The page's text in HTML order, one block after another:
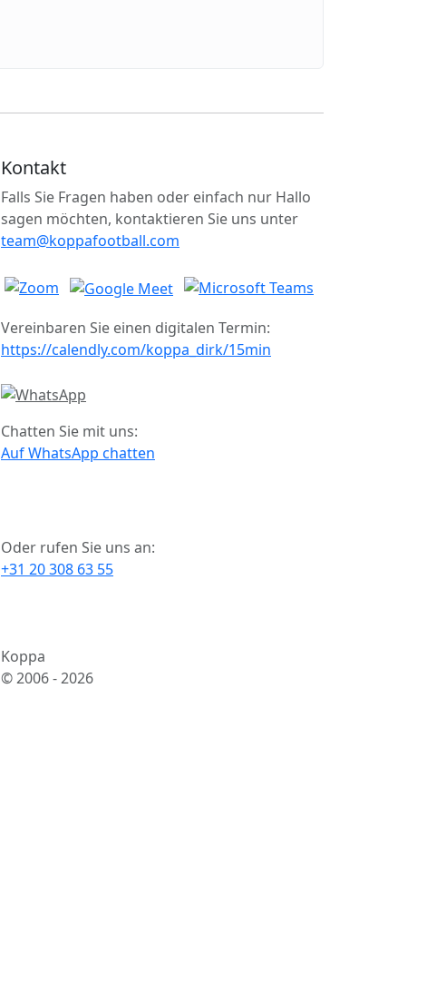
Kontakt
Falls Sie Fragen haben oder einfach nur Hallo
sagen möchten, kontaktieren Sie uns unter
team@koppafootball.com
Vereinbaren Sie einen digitalen Termin:
https://calendly.com/koppa_dirk/15min
Chatten Sie mit uns:
Auf WhatsApp chatten
Oder rufen Sie uns an:
+31 20 308 63 55
Koppa
© 2006 -2026